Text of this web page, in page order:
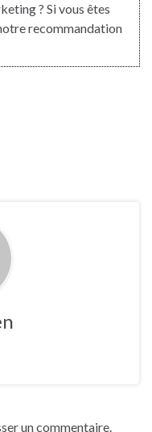
? Si vous êtes
recommandation
un commentaire.